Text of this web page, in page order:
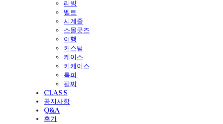
리빙
벨트
시계줄
스몰굿즈
여행
커스텀
케이스
키케이스
특피
팔찌
CLASS
공지사항
Q&A
후기